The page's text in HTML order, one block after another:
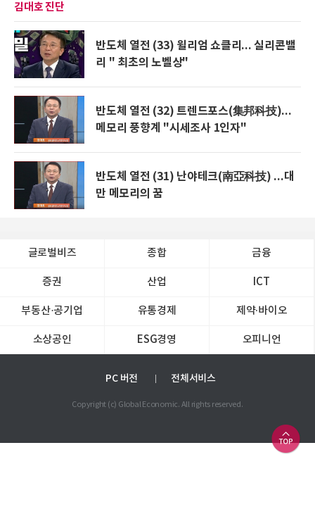
김대호 진단
반도체 열전 (33) 윌리엄 쇼클리... 실리콘밸
리 " 최초의 노벨상"
반도체 열전 (32) 트렌드포스(集邦科技)...
메모리 풍향계 "시세조사 1인자"
반도체 열전 (31) 난야테크(南亞科技) ...대
만 메모리의 꿈
글로벌비즈 종합 금융
증권 산업 ICT
부동산·공기업 유통경제 제약∙바이오
소상공인 ESG경영 오피니언
PC 버전 전체서비스
Copyright (c) Global Economic. All rights reserved.